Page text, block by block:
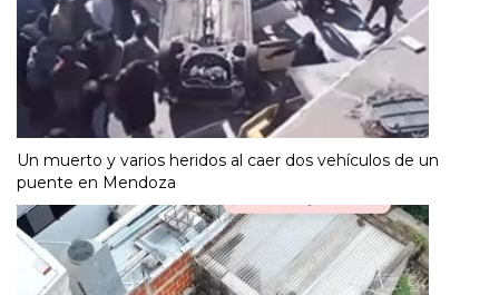
Un muerto y varios heridos al caer dos vehículos de un
puente en Mendoza